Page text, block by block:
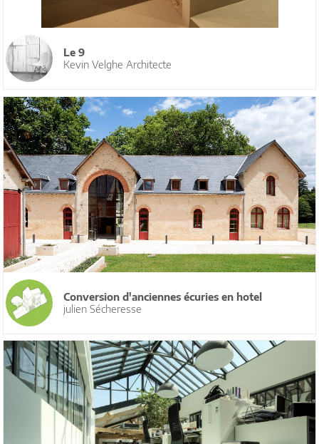
Le 9
Kevin Velghe Architecte
Conversion d'anciennes écuries en hotel
julien Sécheresse